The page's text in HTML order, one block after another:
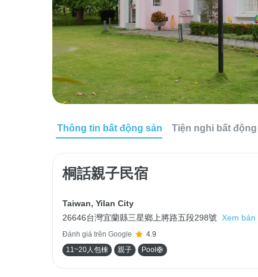
Thông tin bất động sản Tiện nghi bất động
桐話親子民宿
Taiwan, Yilan City
26646台灣宜蘭縣三星鄉上將路五段298號
Xem bản
Đánh giá trên Google
4.9
11~20人包棟
親子 Pool🛟